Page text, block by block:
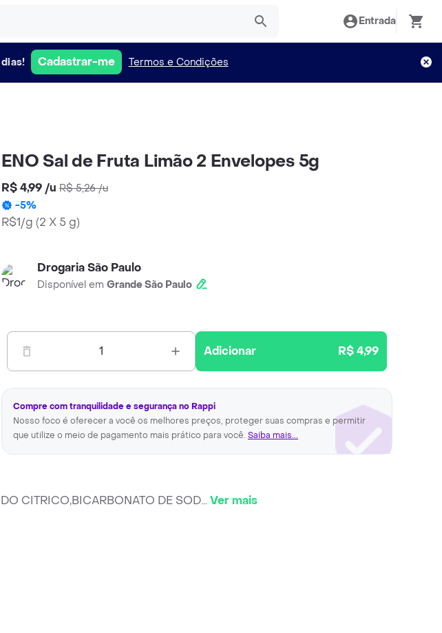
Entrada
Cadastrar-me Termos e Condições
ENO Sal de Fruta Limão 2 Envelopes 5g
R$ 4,99 /u R$ 5,26/u
-5%
R$1/g (2 X 5 g)
Drogaria São Paulo
Disponível em Grande São Paulo
1 Adicionar R$ 4,99
Compre com tranquilidade e segurança no Rappi
Nosso foco é oferecer a você os melhores preços, proteger suas compras e permitir
que utilize o meio de pagamento mais prático para você. Saiba mais...
CITRICO,BICARBONATO DE SOD...Ver mais